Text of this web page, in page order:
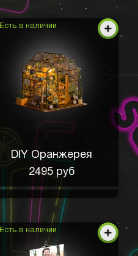
Есть в наличии
DIY Оранжерея
2495 руб
Есть в наличии